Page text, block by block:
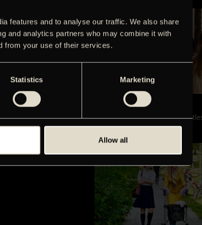
features and to analyse our traffic. We also share
and analytics partners who may combine it with
from your use of their services.
Statistics Marketing
Allow all
Films with English subtitles
Screenings with English
our sister cinema, Gloria.